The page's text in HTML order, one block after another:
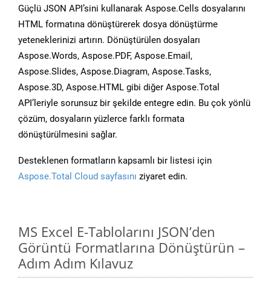
Güçlü JSON API’sini kullanarak Aspose.Cells dosyalarını
HTML formatına dönüştürerek dosya dönüştürme
yeteneklerinizi artırın. Dönüştürülen dosyaları
Aspose.Words, Aspose.PDF, Aspose.Email,
Aspose.Slides, Aspose.Diagram, Aspose.Tasks,
Aspose.3D, Aspose.HTML gibi diğer Aspose.Total
API’leriyle sorunsuz bir şekilde entegre edin. Bu çok yönlü
çözüm, dosyaların yüzlerce farklı formata
dönüştürülmesini sağlar.
Desteklenen formatların kapsamlı bir listesi için
Aspose.Total Cloud sayfasını ziyaret edin.
MS Excel E-Tablolarını JSON’den
Görüntü Formatlarına Dönüştürün –
Adım Adım Kılavuz